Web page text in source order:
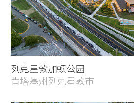
公共交通
新社区
公园与公共空间
表演与视觉艺术
休闲与康体
列克星敦加顿公园
肯塔基州列克星敦市